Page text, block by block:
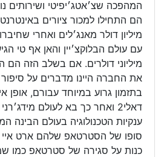
המהפכה שצ׳אטג׳יפיטי ושירותים
הם התחילו למכור ציורים
מיליון דולר מאנג׳לים ואחרי
עם עולם הבלוקצ׳יין והאן אף טי
מיליוני דולרים. אם בשלב הזה הם
את החברה היינו מדברים על
בתזמון גרוע במיוחד עבורם, אופן
דאלי2 ואחר כך בא לעולם
ענקיות הטכנולוגיה בעולם הבינה
סופו של הסטרטאפ שלהם ארט
כנות על סגירה של סטרטאפ כמו